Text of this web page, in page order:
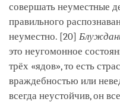
совершать неуместные
правильного
неуместно. [20]
это неугомонное
трёх «ядов», то есть
враждебностью или
всегда неустойчив, он